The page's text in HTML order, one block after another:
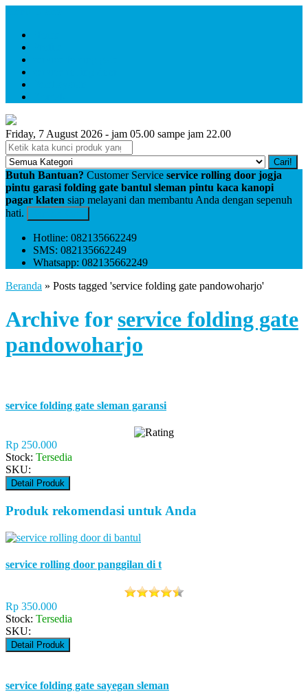
Friday, 7 August 2026 - jam 05.00 sampe jam 22.00
Cari!
Butuh Bantuan? Customer Service service rolling door jogja
pintu garasi folding gate bantul sleman pintu kaca kanopi
pagar klaten siap melayani dan membantu Anda dengan sepenuh
hati.
Hotline: 082135662249
SMS: 082135662249
Whatsapp: 082135662249
Beranda » Posts tagged 'service folding gate pandowoharjo'
Archive for service folding gate
pandowoharjo
service folding gate sleman garansi
Rp 250.000
Stock: Tersedia
SKU:
Detail Produk
Produk rekomendasi untuk Anda
service rolling door panggilan di t
Rp 350.000
Stock: Tersedia
SKU:
Detail Produk
service folding gate sayegan sleman